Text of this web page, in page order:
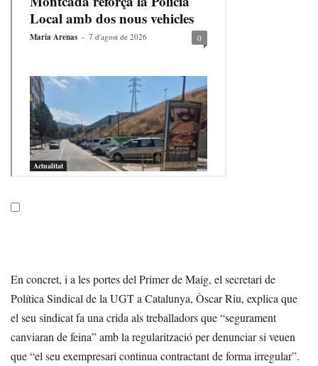
En concret, i a les portes del Primer de Maig, el secretari de
Política Sindical de la UGT a Catalunya, Òscar Riu, explica que
el seu sindicat fa una crida als treballadors que “segurament
canviaran de feina” amb la regularització per denunciar si veuen
que “el seu exempresari continua contractant de forma irregular”.